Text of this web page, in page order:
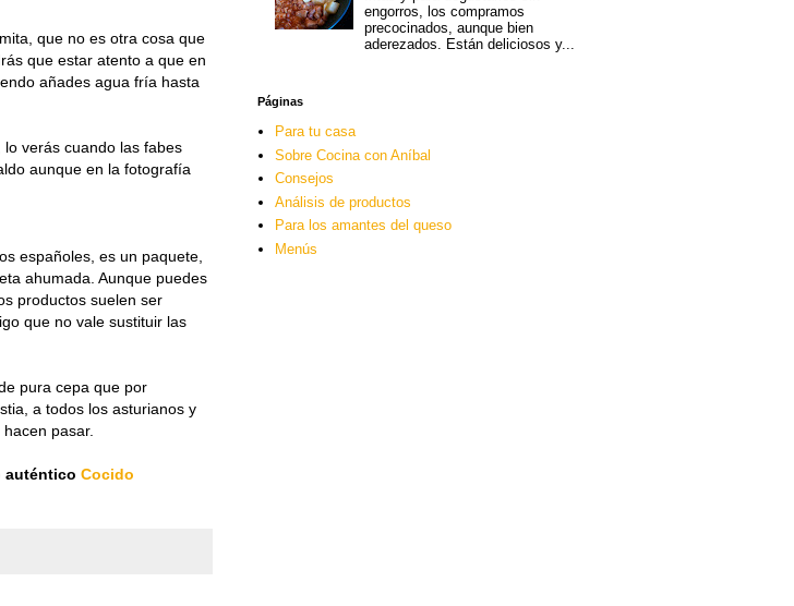
que no es otra cosa que
que estar atento a que en
añades agua fría hasta
verás cuando las fabes
aunque en la fotografía
españoles, es un paquete,
ahumada. Aunque puedes
productos suelen ser
que no vale sustituir las
pura cepa que por
a todos los asturianos y
pasar.
auténtico Cocido
engorros, los compramos
precocinados, aunque bien
aderezados. Están deliciosos y...
Páginas
Para tu casa
Sobre Cocina con Aníbal
Consejos
Análisis de productos
Para los amantes del queso
Menús